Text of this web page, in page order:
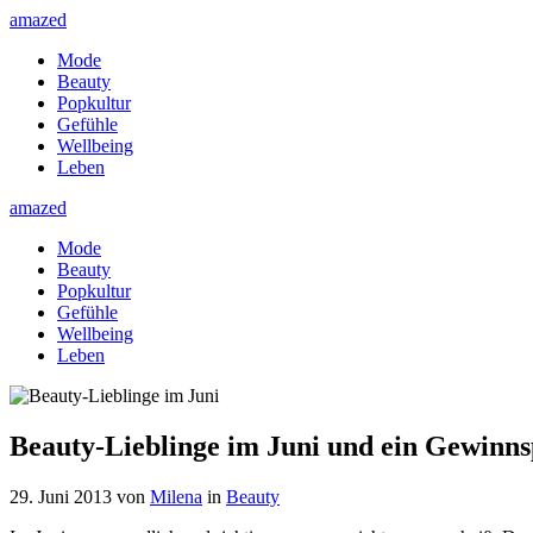
amazed
Mode
Beauty
Popkultur
Gefühle
Wellbeing
Leben
amazed
Mode
Beauty
Popkultur
Gefühle
Wellbeing
Leben
Beauty-Lieblinge im Juni und ein
29. Juni 2013 von Milena in Beauty